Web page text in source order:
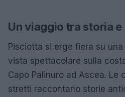
Un viaggio tra storia e
Pisciotta si erge fiera su
vista spettacolare sulla
Capo Palinuro ad Ascea. Le
stretti raccontano storie